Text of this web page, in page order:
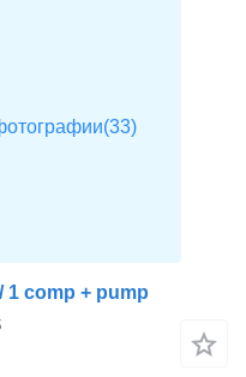
1 comp + pump